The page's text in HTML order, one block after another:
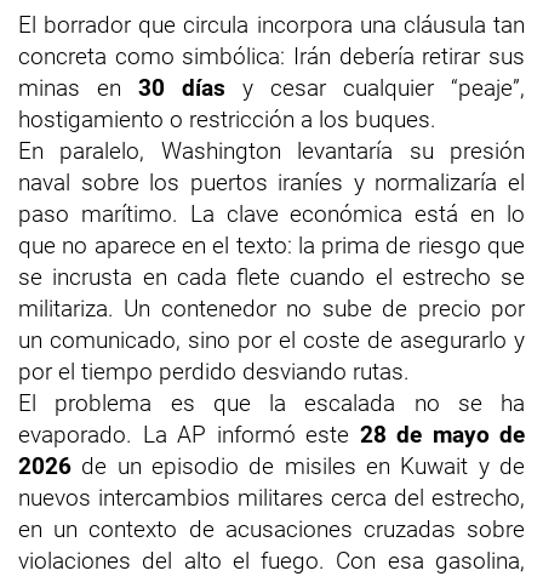
El borrador que circula incorpora una cláusula tan
concreta como simbólica: Irán debería retirar sus
minas en 30 días y cesar cualquier “peaje”,
hostigamiento o restricción a los buques.
En paralelo, Washington levantaría su presión
naval sobre los puertos iraníes y normalizaría el
paso marítimo. La clave económica está en lo
que no aparece en el texto: la prima de riesgo que
se incrusta en cada flete cuando el estrecho se
militariza. Un contenedor no sube de precio por
un comunicado, sino por el coste de asegurarlo y
por el tiempo perdido desviando rutas.
El problema es que la escalada no se ha
evaporado. La AP informó este 28 de mayo de
2026 de un episodio de misiles en Kuwait y de
nuevos intercambios militares cerca del estrecho,
en un contexto de acusaciones cruzadas sobre
violaciones del alto el fuego. Con esa gasolina,